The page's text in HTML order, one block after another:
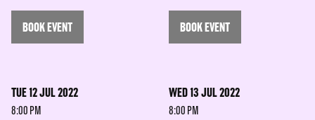
BOOK EVENT BOOK EVENT
TUE 12 JUL 2022
8:00 PM
WED 13 JUL 2022
8:00 PM